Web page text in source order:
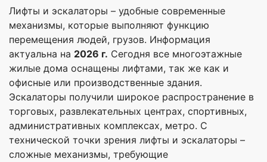
Лифты и эскалаторы – удобные современные
механизмы, которые выполняют функцию
перемещения людей, грузов. Информация
актуальна на 2026 г. Сегодня все многоэтажные
жилые дома оснащены лифтами, так же как и
офисные или производственные здания.
Эскалаторы получили широкое распространение в
торговых, развлекательных центрах, спортивных,
административных комплексах, метро. С
технической точки зрения лифты и эскалаторы –
сложные механизмы, требующие